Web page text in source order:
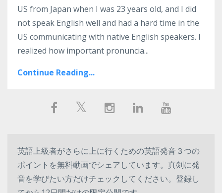
US from Japan when I was 23 years old, and I did
not speak English well and had a hard time in the
US communicating with native English speakers. I
realized how important pronuncia...
Continue Reading...
英語上級者がさらに上に行くための英語発音３つの
ポイントを無料動画でシェアしています。真剣に発
音を学びたい方だけチェックしてください。登録し